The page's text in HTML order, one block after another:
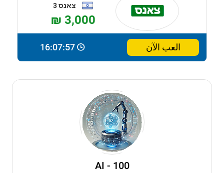
צאנס 3
₪ 3,000
العب الآن 16:07:56
AI - 100